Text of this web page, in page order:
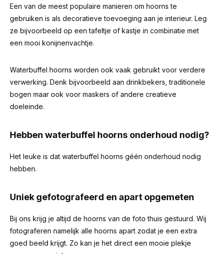
Een van de meest populaire manieren om hoorns te
gebruiken is als decoratieve toevoeging aan je interieur. Leg
ze bijvoorbeeld op een tafeltje of kastje in combinatie met
een mooi konijnenvachtje.
Waterbuffel hoorns worden ook vaak gebruikt voor verdere
verwerking. Denk bijvoorbeeld aan drinkbekers, traditionele
bogen maar ook voor maskers of andere creatieve
doeleinde.
Hebben waterbuffel hoorns onderhoud nodig?
Het leuke is dat waterbuffel hoorns géén onderhoud nodig
hebben.
Uniek gefotografeerd en apart opgemeten
Bij ons krijg je altijd de hoorns van de foto thuis gestuurd. Wij
fotograferen namelijk alle hoorns apart zodat je een extra
goed beeld krijgt. Zo kan je het direct een mooie plekje